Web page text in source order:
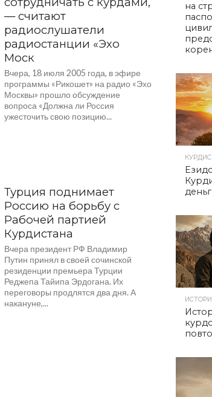
— считают
радиослушатели
радиостанции «Эхо
Моск
Вчера, 18 июля 2005 года, в эфире
программы «Рикошет» на радио «Эхо
Москвы» прошло обсуждение
вопроса «Должна ли Россия
ужесточить свою позицию...
Турция поднимает
Россию на борьбу с
Рабочей партией
Курдистана
Вчера президент РФ Владимир
Путин принял в своей сочинской
резиденции премьера Турции
Реджепа Тайипа Эрдогана. Их
переговоры продлятся два дня. А
накануне,...
на